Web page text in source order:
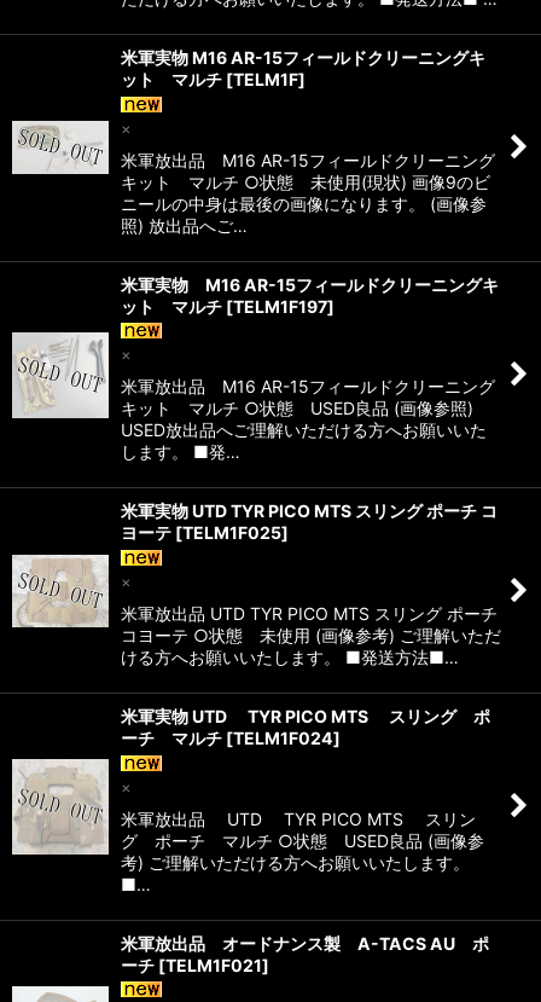
米軍実物 M16 AR-15フィールドクリーニングキ
ット マルチ [TELM1F]
×
米軍放出品 M16 AR-15フィールドクリーニング
キット マルチ ○状態 未使用(現状) 画像9のビ
ニールの中身は最後の画像になります。 (画像参
照) 放出品へご…
米軍実物 M16 AR-15フィールドクリーニングキ
ット マルチ [TELM1F197]
×
米軍放出品 M16 AR-15フィールドクリーニング
キット マルチ ○状態 USED良品 (画像参照)
USED放出品へご理解いただける方へお願いいた
します。 ■発…
米軍実物 UTD TYR PICO MTS スリング ポーチ コ
ヨーテ [TELM1F025]
×
米軍放出品 UTD TYR PICO MTS スリング ポーチ
コヨーテ ○状態 未使用 (画像参考) ご理解いただ
ける方へお願いいたします。 ■発送方法■…
米軍実物 UTD TYR PICO MTS スリング ポ
ーチ マルチ [TELM1F024]
×
米軍放出品 UTD TYR PICO MTS スリン
グ ポーチ マルチ ○状態 USED良品 (画像参
考) ご理解いただける方へお願いいたします。
■…
米軍放出品 オードナンス製 A-TACS AU ポ
ーチ [TELM1F021]